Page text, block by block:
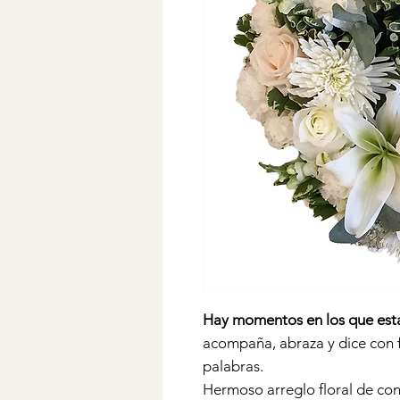
Hay momentos en los que
acompaña, abraza y dice
palabras.
Hermoso arreglo floral de